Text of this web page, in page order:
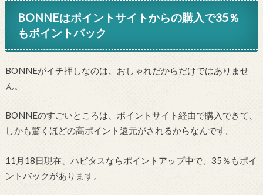
BONNEはポイントサイトからの購入で35％
もポイントバック
BONNEがイチ押しなのは、おしゃれだからだけではありませ
ん。
BONNEのすごいところは、ポイントサイト経由で購入できて、
しかも驚くほどの高ポイント還元がされるからなんです。
11月18日現在、ハピタスならポイントアップ中で、35％もポイ
ントバックがあります。